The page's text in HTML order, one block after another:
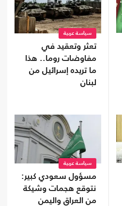
سياسة عربية
تعثر وتعقيد في
مفاوضات روما.. هذا
ما تريده إسرائيل من
لبنان
سياسة عربية
مسؤول سعودي كبير:
نتوقع هجمات وشيكة
من العراق واليمن